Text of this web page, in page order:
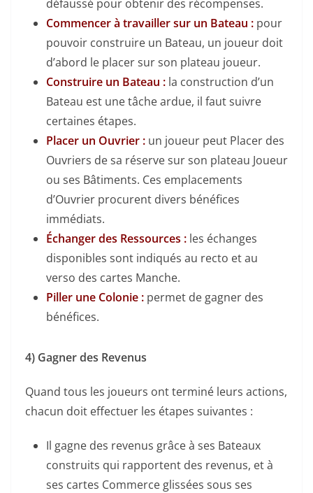
défaussé pour obtenir des récompenses.
Commencer à travailler sur un Bateau : pour
pouvoir construire un Bateau, un joueur doit
d’abord le placer sur son plateau joueur.
Construire un Bateau : la construction d’un
Bateau est une tâche ardue, il faut suivre
certaines étapes.
Placer un Ouvrier : un joueur peut Placer des
Ouvriers de sa réserve sur son plateau Joueur
ou ses Bâtiments. Ces emplacements
d’Ouvrier procurent divers bénéfices
immédiats.
Échanger des Ressources : les échanges
disponibles sont indiqués au recto et au
verso des cartes Manche.
Piller une Colonie : permet de gagner des
bénéfices.
4) Gagner des Revenus
Quand tous les joueurs ont terminé leurs actions,
chacun doit effectuer les étapes suivantes :
Il gagne des revenus grâce à ses Bateaux
construits qui rapportent des revenus, et à
ses cartes Commerce glissées sous ses